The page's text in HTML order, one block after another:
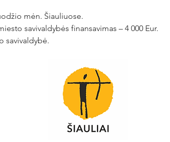
mėn. Šiauliuose.
savivaldybės finansavimas – 4 000 Eur.
savivaldybė.